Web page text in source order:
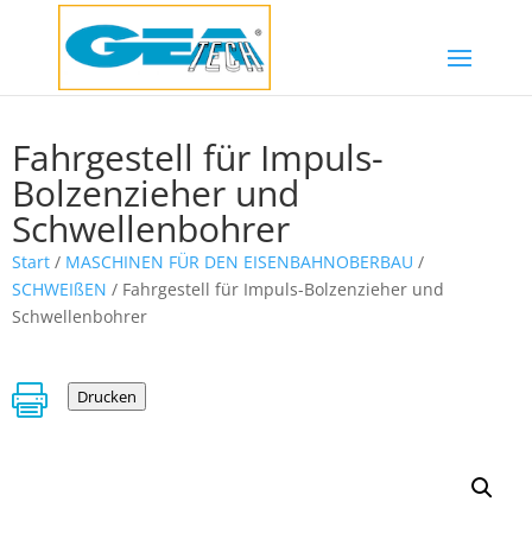
Fahrgestell für Impuls-
Bolzenzieher und
Schwellenbohrer
Start / MASCHINEN FÜR DEN EISENBAHNOBERBAU /
SCHWEIßEN / Fahrgestell für Impuls-Bolzenzieher und
Schwellenbohrer
 Drucken